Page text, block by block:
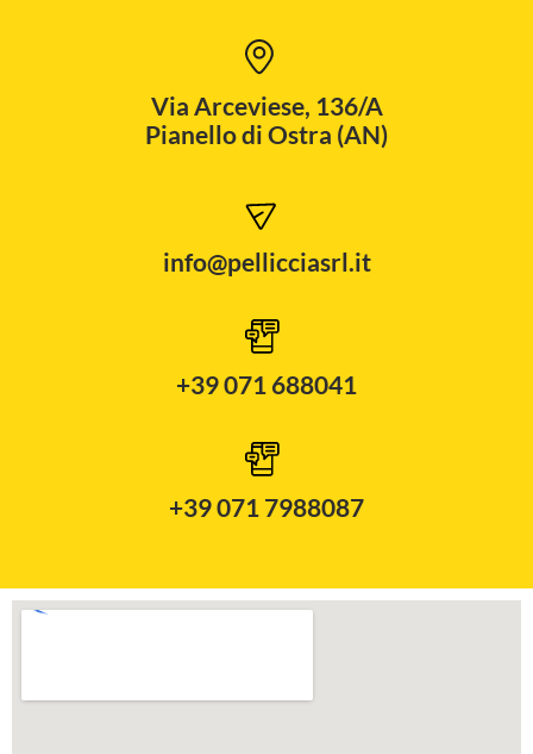
Via Arceviese, 136/A
Pianello di Ostra (AN)
info@pellicciasrl.it
+39 071 688041
+39 071 7988087